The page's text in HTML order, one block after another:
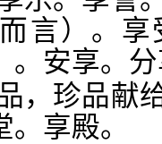
言）。
。安享。
，珍品献
享殿。